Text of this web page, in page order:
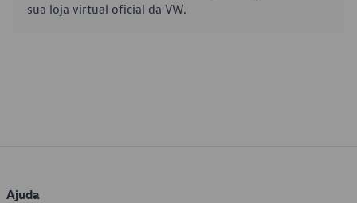
sua loja virtual oficial da VW.
Ajuda